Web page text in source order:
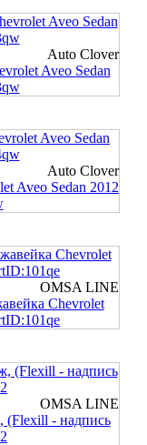
Auto Clover
Aveo Sedan
Auto Clover
Aveo Sedan 2012
OMSA LINE
Chevrolet
OMSA LINE
(Flexill - надпись